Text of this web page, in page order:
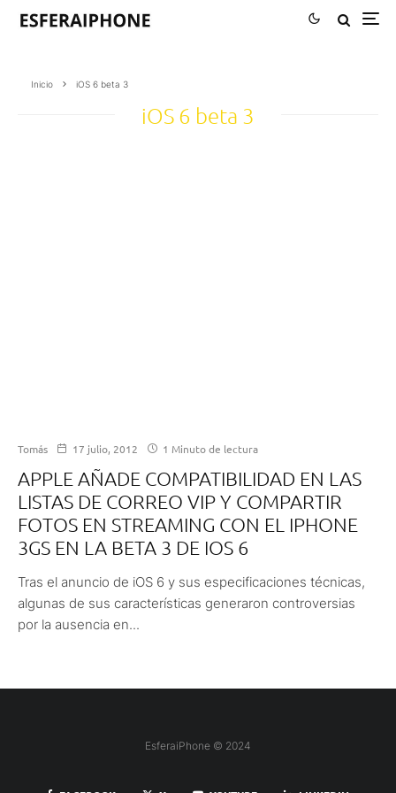
Inicio iOS 6 beta 3
iOS 6 beta 3
Tomás 17 julio, 2012 1 Minuto de lectura
APPLE AÑADE COMPATIBILIDAD EN LAS
LISTAS DE CORREO VIP Y COMPARTIR
FOTOS EN STREAMING CON EL IPHONE
3GS EN LA BETA 3 DE IOS 6
Tras el anuncio de iOS 6 y sus especificaciones técnicas,
algunas de sus características generaron controversias
por la ausencia en...
EsferaiPhone © 2024